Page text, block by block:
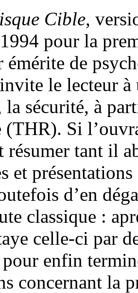
Cible,
pour la
émérite de
le lecteur à
sécurité, à
Si
résumer tant il
et
d’en
classique :
celle-ci par
enfin
concernant la